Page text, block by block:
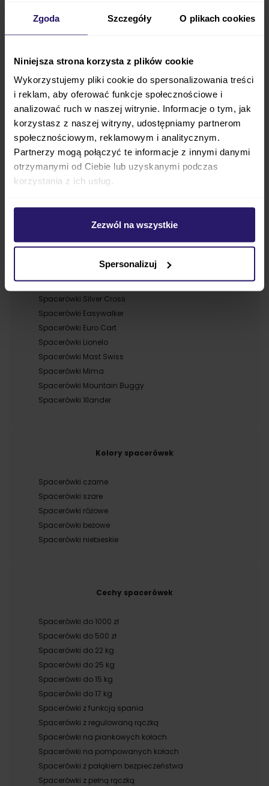
Zgoda Szczegóły O plikach cookies
Niniejsza strona korzysta z plików cookie
Wykorzystujemy pliki cookie do spersonalizowania treści
i reklam, aby oferować funkcje społecznościowe i
analizować ruch w naszej witrynie. Informacje o tym, jak
korzystasz z naszej witryny, udostępniamy partnerom
społecznościowym, reklamowym i analitycznym.
Partnerzy mogą połączyć te informacje z innymi danymi
otrzymanymi od Ciebie lub uzyskanymi podczas
korzystania z ich usług.
Zezwól na wszystkie
Spersonalizuj
Producenci spacerówek
Spacerówki Britax
Spacerówki Espiro
Spacerówki Euro Cart
Spacerówki Inglesina
Spacerówki Graco
Spacerówki Peg Perego
Spacerówki Kinderkraft
Spacerówki Joie
Spacerówki Baby Jogger
Spacerówki Cybex Platinum
Spacerówki EASYGO
Spacerówki X-lander
Spacerówki TFK
Spacerówki Silver Cross
Spacerówki Easywalker
Spacerówki Euro Cart
Spacerówki Lionelo
Spacerówki Mast Swiss
Spacerówki Mima
Spacerówki Mountain Buggy
Spacerówki Xlander
Kolory spacerówek
Spacerówki czarne
Spacerówki szare
Spacerówki różowe
Spacerówki beżowe
Spacerówki niebieskie
Cechy spacerówek
Spacerówki do 1000 zł
Spacerówki do 500 zł
Spacerówki do 22 kg
Spacerówki do 25 kg
Spacerówki do 15 kg
Spacerówki do 17 kg
Spacerówki z funkcją spania
Spacerówki z regulowaną rączką
Spacerówki na piankowych kołach
Spacerówki na pompowanych kołach
Spacerówki z pałąkiem bezpieczeństwa
Spacerówki z pełną rączką